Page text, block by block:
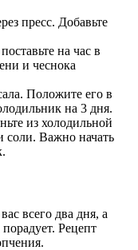
пресс. Добавьте
на час в
и чеснока
Положите его в
на 3 дня.
из холодильной
соли. Важно начать
всего два дня, а
Рецепт